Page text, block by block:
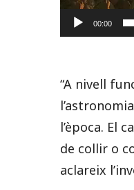
00:00
“A nivell
l’època. El
de collir o
aclareix